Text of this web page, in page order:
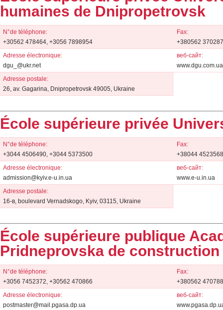
humaines de Dnipropetrovsk
N°de téléphone:
+30562 478464, +3056 7898954
Fax:
+380562
Adresse électronique:
dgu_@ukr.net
веб-сайт:
www.dgu.com.ua
Adresse postale:
26, av. Gagarina, Dnipropetrovsk 49005, Ukraine
École supérieure privée
N°de téléphone:
+3044 4506490, +3044 5373500
Fax:
+38044 4523568
Adresse électronique:
admission@kyiv.e-u.in.ua
веб-сайт:
www.e-u.in.ua
Adresse postale:
16-в, boulevard Vernadskogo, Kyiv, 03115, Ukraine
École supérieure publique
Pridneprovska de
N°de téléphone:
+3056 7452372, +30562 470866
Fax:
+380562 470788
Adresse électronique:
postmaster@mail.pgasa.dp.ua
веб-сайт: